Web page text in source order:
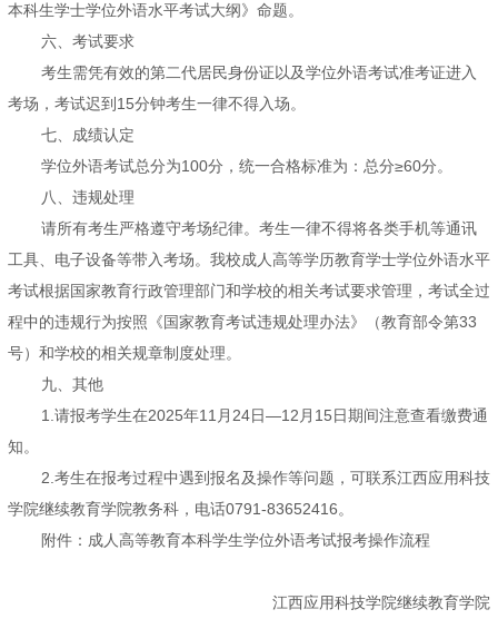
本科生学士学位外语水平考试大纲》命题。
六、考试要求
考生需凭有效的第二代居民身份证以及学位外语考试准考证进入
考场，考试迟到15分钟考生一律不得入场。
七、成绩认定
学位外语考试总分为100分，统一合格标准为：总分≥60分。
八、违规处理
请所有考生严格遵守考场纪律。考生一律不得将各类手机等通讯
工具、电子设备等带入考场。我校成人高等学历教育学士学位外语水平
考试根据国家教育行政管理部门和学校的相关考试要求管理，考试全过
程中的违规行为按照《国家教育考试违规处理办法》（教育部令第33
号）和学校的相关规章制度处理。
九、其他
1.请报考学生在2025年11月24日—12月15日期间注意查看缴费通
知。
2.考生在报考过程中遇到报名及操作等问题，可联系江西应用科技
学院继续教育学院教务科，电话0791-83652416。
附件：成人高等教育本科学生学位外语考试报考操作流程
江西应用科技学院继续教育学院